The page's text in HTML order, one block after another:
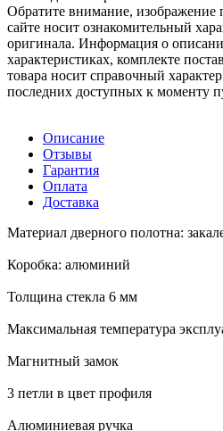
Обратите внимание, изображение
сайте носит ознакомительный
оригинала. Информация о
характеристиках, комплекте
товара носит справочный
последних доступных к моменту
Описание
Отзывы
Гарантия
Оплата
Доставка
Материал дверного полотна:
Коробка: алюминий
Толщина стекла 6 мм
Максимальная температура
Магнитный замок
3 петли в цвет профиля
Алюминиевая ручка